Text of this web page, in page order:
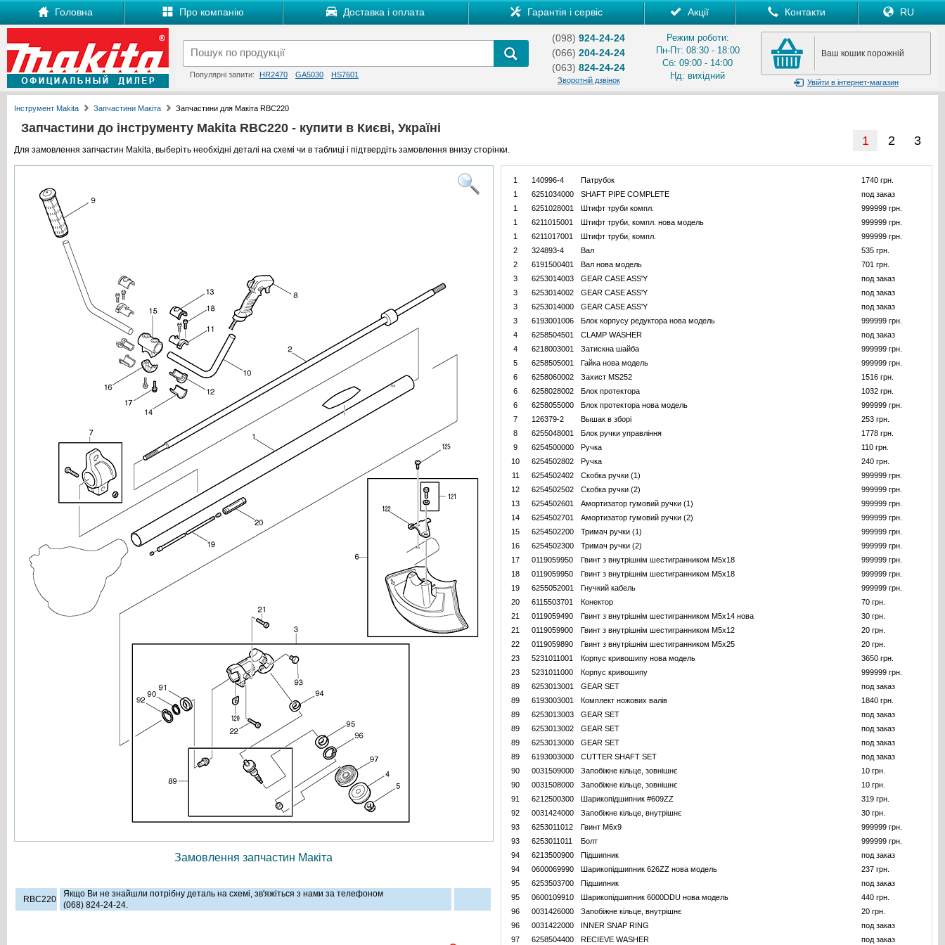
Головна Про компанію Доставка і оплата Гарантія і сервіс Акції Контакти RU
Популярні запити: HR2470 GA5030 HS7601
(098) 924-24-24
(066) 204-24-24
(063) 824-24-24
Зворотній дзвінок
Режим роботи:
Пн-Пт: 08:30 - 18:00
Сб: 09:00 - 14:00
Нд: вихідний
Ваш кошик порожній
Увійти в інтернет-магазин
Інструмент Makita Запчастини Макіта Запчастини для Макіта RBC220
Запчастини до інструменту Makita RBC220 - купити в Києві, Україні
Для замовлення запчастин Makita, выберіть необхідні деталі на схемі чи в таблиці і підтвердіть замовлення внизу сторінки.
1 2 3
Замовлення запчастин Макіта
RBC220
Якщо Ви не знайшли потрібну деталь на схемі, зв'яжіться з нами за телефоном
(068) 824-24-24.
1 140996-4 Патрубок
1740 грн.
1
6251034000 SHAFT PIPE COMPLETE
под заказ
1
6251028001 Штифт труби компл.
999999 грн.
1
6211015001 Штифт труби, компл. нова модель
999999 грн.
1
6211017001 Штифт труби, компл.
999999 грн.
2
324893-4 Вал
535 грн.
2
6191500401 Вал нова модель
701 грн.
3
6253014003 GEAR CASE ASS'Y
под заказ
3
6253014002 GEAR CASE ASS'Y
под заказ
3
6253014000 GEAR CASE ASS'Y
под заказ
3
6193001006 Блок корпусу редуктора нова модель
999999 грн.
4
6258504501 CLAMP WASHER
под заказ
4
6218003001 Затискна шайба
999999 грн.
5
6258505001 Гайка нова модель
999999 грн.
6
6258060002 Захист MS252
1516 грн.
6
6258028002 Блок протектора
1032 грн.
6
6258055000 Блок протектора нова модель
999999 грн.
7
126379-2 Вышак в зборi
253 грн.
8
6255048001 Блок ручки управління
1778 грн.
9
6254500000 Ручка
110 грн.
10
6254502802 Ручка
240 грн.
11
6254502402 Скобка ручки (1)
999999 грн.
12
6254502502 Скобка ручки (2)
999999 грн.
13
6254502601 Амортизатор гумовий ручки (1)
999999 грн.
14
6254502701 Амортизатор гумовий ручки (2)
999999 грн.
15
6254502200 Тримач ручки (1)
999999 грн.
16
6254502300 Тримач ручки (2)
999999 грн.
17
0119059950 Гвинт з внутрішнім шестигранником M5x18
999999 грн.
18
0119059950 Гвинт з внутрішнім шестигранником M5x18
999999 грн.
19
6255052001 Гнучкий кабель
999999 грн.
20
6115503701 Конектор
70 грн.
21
0119059490 Гвинт з внутрішнім шестигранником M5x14 нова
30 грн.
21
0119059900 Гвинт з внутрішнім шестигранником M5x12
20 грн.
22
0119059890 Гвинт з внутрішнім шестигранником M5x25
20 грн.
23
5231011001 Корпус кривошипу нова модель
3650 грн.
23
5231011000 Корпус кривошипу
999999 грн.
89
6253013001 GEAR SET
под заказ
89
6193003001 Комплект ножових валів
1840 грн.
89
6253013003 GEAR SET
под заказ
89
6253013002 GEAR SET
под заказ
89
6253013000 GEAR SET
под заказ
89
6193003000 CUTTER SHAFT SET
под заказ
90
0031509000 Запобіжне кільце, зовнішнє
10 грн.
90
0031508000 Запобіжне кільце, зовнішнє
10 грн.
91
6212500300 Шарикопідшипник #609ZZ
319 грн.
92
0031424000 Запобіжне кільце, внутрішнє
30 грн.
93
6253011012 Гвинт M6x9
999999 грн.
93
6253011011 Болт
999999 грн.
94
6213500900 Пiдшипник
под заказ
94
0600069990 Шарикопідшипник 626ZZ нова модель
237 грн.
95
6253503700 Пiдшипник
под заказ
95
0600109910 Шарикопідшипник 6000DDU нова модель
440 грн.
96
0031426000 Запобіжне кільце, внутрішнє
20 грн.
96
0031422000 INNER SNAP RING
под заказ
97
6258504400 RECIEVE WASHER под заказ